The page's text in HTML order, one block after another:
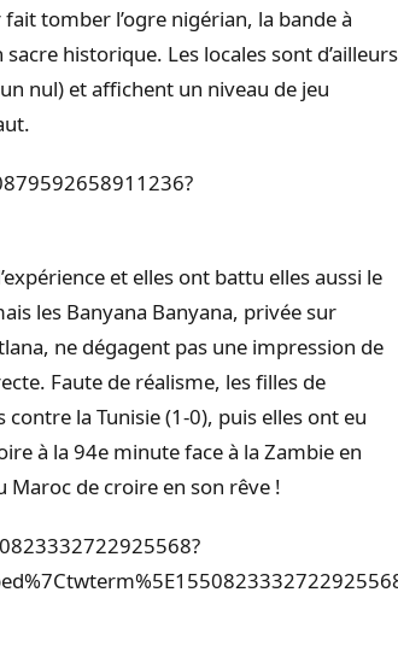
tomber l’ogre nigérian, la bande à
historique. Les locales sont d’ailleurs
nul) et affichent un niveau de jeu
et elles ont battu elles aussi le
les Banyana Banyana, privée sur
ne dégagent pas une impression de
Faute de réalisme, les filles de
la Tunisie (1-0), puis elles ont eu
à la 94e minute face à la Zambie en
Maroc de croire en son rêve !